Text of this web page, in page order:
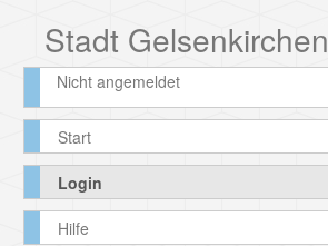
Stadt Gelsenkirchen
Nicht angemeldet
Start
Login
Hilfe